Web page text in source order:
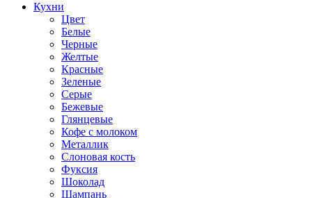
Кухни
Цвет
Белые
Черные
Желтые
Красные
Зеленые
Серые
Бежевые
Глянцевые
Кофе с молоком
Металлик
Слоновая кость
Фуксия
Шоколад
Шампань